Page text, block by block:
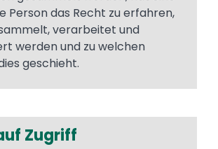
Person das Recht zu erfahren,
verarbeitet und
werden und zu welchen
geschieht.
Zugriff